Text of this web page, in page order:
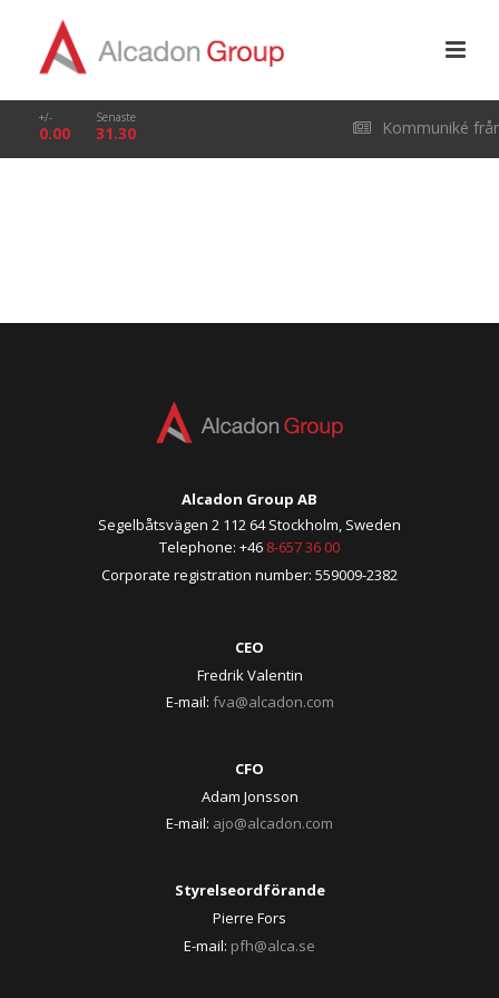
+/-
0.00
Senaste
31.30 Kommuniké
Alcadon Group AB
Segelbåtsvägen 2 112 64 Stockholm, Sweden
Telephone: +46 8-657 36 00
Corporate registration number: 559009-2382
CEO
Fredrik Valentin
E-mail: fva@alcadon.com
CFO
Adam Jonsson
E-mail: ajo@alcadon.com
Styrelseordförande
Pierre Fors
E-mail: pfh@alca.se